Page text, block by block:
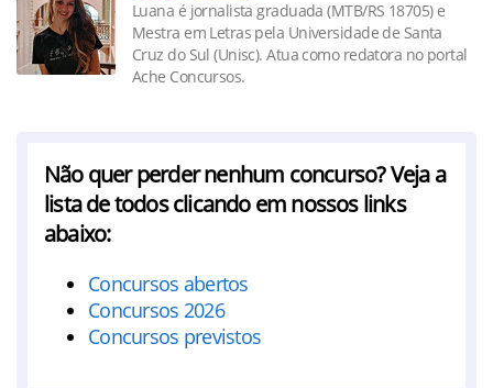
Luana é jornalista graduada (MTB/RS 18705) e
Mestra em Letras pela Universidade de Santa
Cruz do Sul (Unisc). Atua como redatora no portal
Ache Concursos.
Não quer perder nenhum concurso? Veja a
lista de todos clicando em nossos links
abaixo:
Concursos abertos
Concursos 2026
Concursos previstos